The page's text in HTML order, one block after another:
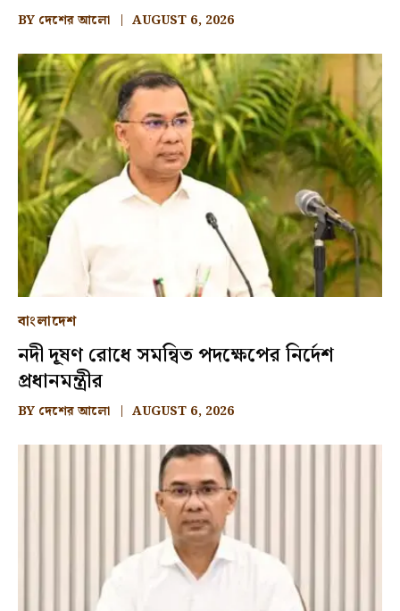
BY দেশের আলো AUGUST 6, 2026
বাংলাদেশ
নদী দূষণ রোধে সমন্বিত পদক্ষেপের নির্দেশ
প্রধানমন্ত্রীর
BY দেশের আলো AUGUST 6, 2026